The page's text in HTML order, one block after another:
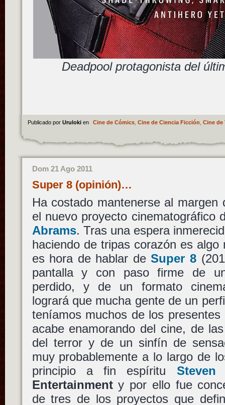
Deadpool protagonista del
Publicado por Uruloki en Cine de Cómics, Cine de Ciencia Ficción Cine de
Dom 21 Ago 2011
Super 8 (opinión)…
Ha costado mantenerse al
el nuevo proyecto cinematográfico
Abrams. Tras una espera
haciendo de tripas corazón es
es hora de hablar deSuper 8
pantalla y con paso firme de
perdido, y de un formato
logrará que mucha gente de un
teníamos muchos de los
acabe enamorando del cine, de
del terror y de un sinfín de
muy probablemente a lo largo de
principio a fin espíritu Steven
Entertainmenty por ello fue
de tres de los proyectos que